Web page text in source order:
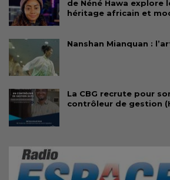
de Néné Hawa explore
héritage africain et
Nanshan Mianquan :
La CBG recrute pour
contrôleur de gestion